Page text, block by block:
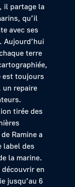
il partage la
qu’il
avec ses
Aujourd’hui
terre
est toujours
un repaire
tirée des
Ramine a
label des
la marine.
en
jusqu’au 6